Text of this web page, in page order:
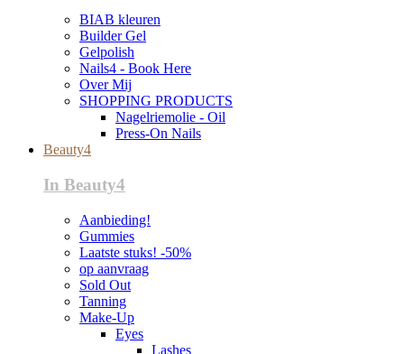
BIAB kleuren
Builder Gel
Gelpolish
Nails4 - Book Here
Over Mij
SHOPPING PRODUCTS
Nagelriemolie - Oil
Press-On Nails
Beauty4
In Beauty4
Aanbieding!
Gummies
Laatste stuks! -50%
op aanvraag
Sold Out
Tanning
Make-Up
Eyes
Lashes